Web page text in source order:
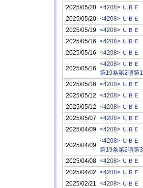
2025/05/20 <4208> ＵＢＥ
2025/05/20 <4208> ＵＢＥ
2025/05/19 <4208> ＵＢＥ
2025/05/16 <4208> ＵＢＥ
2025/05/16 <4208> ＵＢＥ
2025/05/16
<4208> ＵＢＥ
第19条第2項第
2025/05/16 <4208> ＵＢＥ
2025/05/12 <4208> ＵＢＥ
2025/05/12 <4208> ＵＢＥ
2025/05/07 <4208> ＵＢＥ
2025/04/09 <4208> ＵＢＥ
2025/04/09
<4208> ＵＢＥ
第19条第2項第
2025/04/08 <4208> ＵＢＥ
2025/04/02 <4208> ＵＢＥ
2025/02/21
<4208> ＵＢＥ